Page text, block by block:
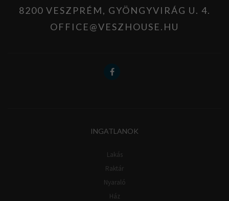
8200 VESZPRÉM, GYÖNGYVIRÁG U. 4.
OFFICE@VESZHOUSE.HU
INGATLANOK
Lakás
Raktár
Nyaraló
Ház